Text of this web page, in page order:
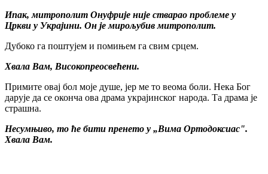
Ипак, митрополит Онуфрије није стварао проблеме у
Цркви у Украјини. Он је мирољубив митрополит.
Дубоко га поштујем и помињем га свим срцем.
Хвала Вам, Високопреосвећени.
Примите овај бол моје душе, јер ме то веома боли. Нека Бог
дарује да се оконча ова драма украјинског народа. Та драма је
страшна.
Несумњиво, то ће бити пренето у „Вима Ортодоксиас".
Хвала Вам.